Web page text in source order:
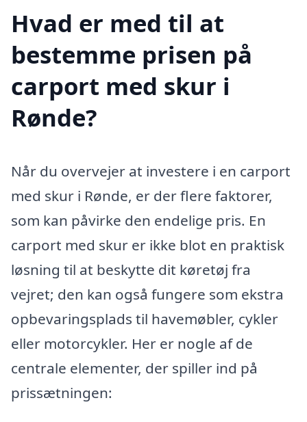
Hvad er med til at
bestemme prisen på
carport med skur i
Rønde?
Når du overvejer at investere i en carport
med skur i Rønde, er der flere faktorer,
som kan påvirke den endelige pris. En
carport med skur er ikke blot en praktisk
løsning til at beskytte dit køretøj fra
vejret; den kan også fungere som ekstra
opbevaringsplads til havemøbler, cykler
eller motorcykler. Her er nogle af de
centrale elementer, der spiller ind på
prissætningen: